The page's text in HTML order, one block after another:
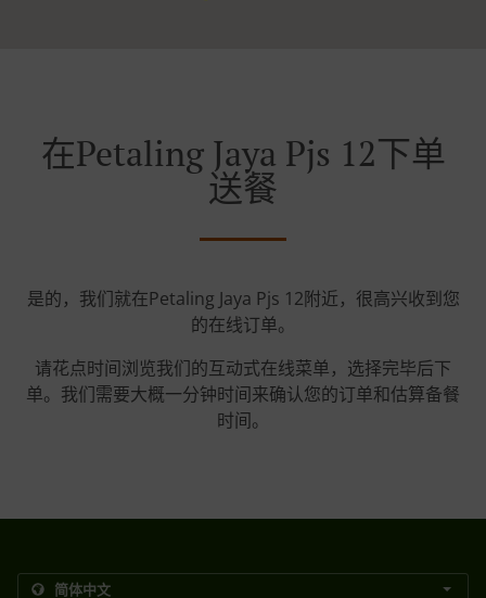
在Petaling Jaya Pjs 12下单
送餐
是的，我们就在Petaling Jaya Pjs 12附近，很高兴收到您
的在线订单。
请花点时间浏览我们的互动式在线菜单，选择完毕后下
单。我们需要大概一分钟时间来确认您的订单和估算备餐
时间。